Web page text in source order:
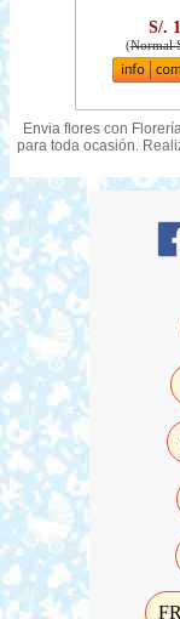
S/.
(Normal
Envia flores con
para toda ocasión.